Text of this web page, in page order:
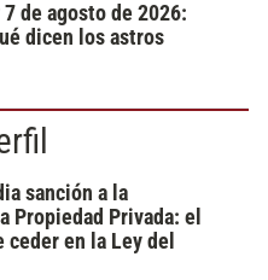
de agosto de 2026:
dicen los astros
sanción a la
Propiedad Privada: el
en la Ley del